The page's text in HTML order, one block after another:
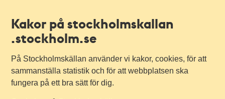
Kakor på stockholmskallan
.stockholm.se
På Stockholmskällan använder vi kakor, cookies, för att
sammanställa statistik och för att webbplatsen ska
fungera på ett bra sätt för dig.